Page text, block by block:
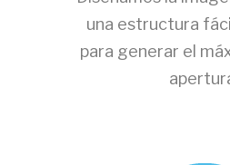
una estructura
para generar el